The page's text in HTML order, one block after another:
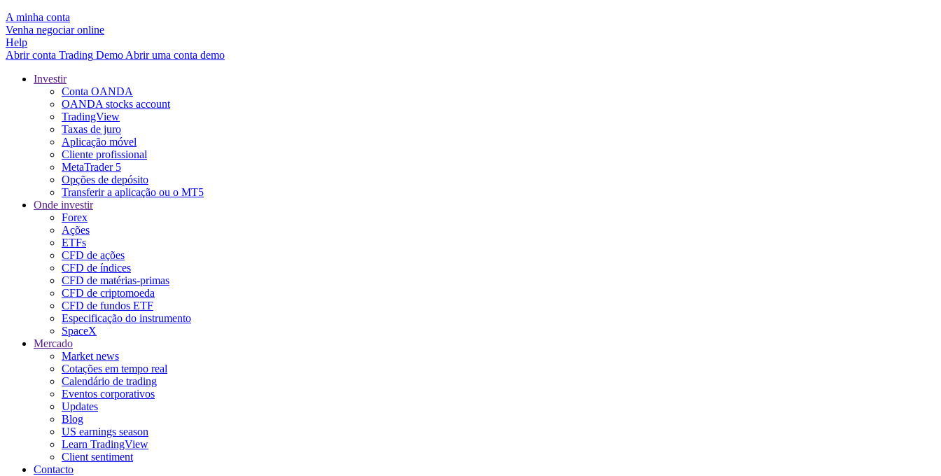
A minha conta
Venha negociar online
Help
Abrir conta Trading Demo Abrir uma conta demo
Investir
Conta OANDA
OANDA stocks account
TradingView
Taxas de juro
Aplicação móvel
Cliente profissional
MetaTrader 5
Opções de depósito
Transferir a aplicação ou o MT5
Onde investir
Forex
Ações
ETFs
CFD de ações
CFD de índices
CFD de matérias-primas
CFD de criptomoeda
CFD de fundos ETF
Especificação do instrumento
SpaceX
Mercado
Market news
Cotações em tempo real
Calendário de trading
Eventos corporativos
Updates
Blog
US earnings season
Learn TradingView
Client sentiment
Contacto